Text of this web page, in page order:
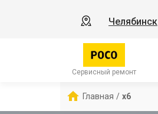
Челябинск
Сервисный ремонт
Главная / x6